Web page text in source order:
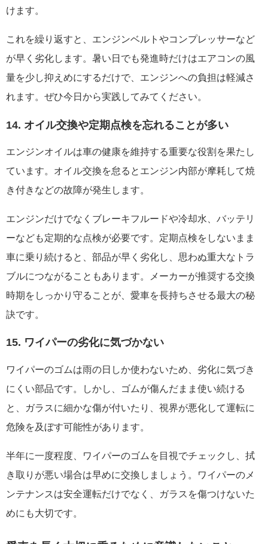
けます。
これを繰り返すと、エンジンベルトやコンプレッサーなど
が早く劣化します。暑い日でも発進時だけはエアコンの風
量を少し抑えめにするだけで、エンジンへの負担は軽減さ
れます。ぜひ今日から実践してみてください。
14. オイル交換や定期点検を忘れることが多い
エンジンオイルは車の健康を維持する重要な役割を果たし
ています。オイル交換を怠るとエンジン内部が摩耗して焼
き付きなどの故障が発生します。
エンジンだけでなくブレーキフルードや冷却水、バッテリ
ーなども定期的な点検が必要です。定期点検をしないまま
車に乗り続けると、部品が早く劣化し、思わぬ重大なトラ
ブルにつながることもあります。メーカーが推奨する交換
時期をしっかり守ることが、愛車を長持ちさせる最大の秘
訣です。
15. ワイパーの劣化に気づかない
ワイパーのゴムは雨の日しか使わないため、劣化に気づき
にくい部品です。しかし、ゴムが傷んだまま使い続ける
と、ガラスに細かな傷が付いたり、視界が悪化して運転に
危険を及ぼす可能性があります。
半年に一度程度、ワイパーのゴムを目視でチェックし、拭
き取りが悪い場合は早めに交換しましょう。ワイパーのメ
ンテナンスは安全運転だけでなく、ガラスを傷つけないた
めにも大切です。